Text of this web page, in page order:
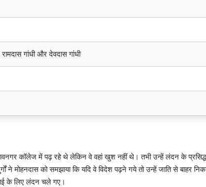
गांधी और देवदास गांधी
भावनगर कॉलेज में पढ़ रहे थे लेकिन वे वहां खुश नहीं थे। तभी उन्हें लंदन के
ने मोहनदास को समझाया कि यदि वे विदेश पढ़ने गये तो उन्हें जाति से बाहर
के लिए लंदन चले गए।